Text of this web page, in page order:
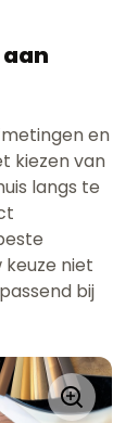
en
kiezen van
langs te
keuze niet
bij